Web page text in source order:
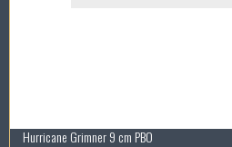
Hurricane Grimner 9 cm PBO